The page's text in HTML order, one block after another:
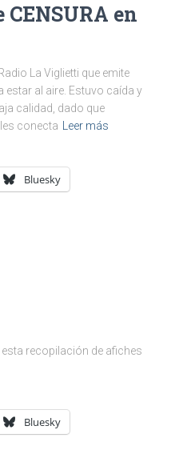
CENSURA en
La Viglietti que emite
estar al aire. Estuvo caída y
calidad, dado que
conecta
Leer más
Bluesky
recopilación de afiches
Bluesky